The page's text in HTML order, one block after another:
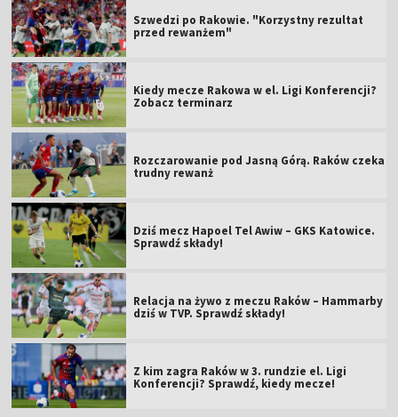
Szwedzi po Rakowie. "Korzystny rezultat
przed rewanżem"
Kiedy mecze Rakowa w el. Ligi Konferencji?
Zobacz terminarz
Rozczarowanie pod Jasną Górą. Raków czeka
trudny rewanż
Dziś mecz Hapoel Tel Awiw – GKS Katowice.
Sprawdź składy!
Relacja na żywo z meczu Raków – Hammarby
dziś w TVP. Sprawdź składy!
Z kim zagra Raków w 3. rundzie el. Ligi
Konferencji? Sprawdź, kiedy mecze!